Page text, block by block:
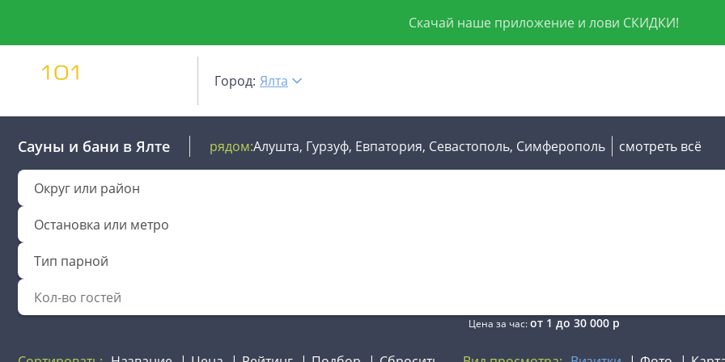
Скачай наше приложение и лови СКИДКИ!
Город: Ялта
Сауны и бани в Ялте рядом:Алушта, Гурзуф, Евпатория, Севастополь, Симферополь смотреть всё
Округ или район
Остановка или метро
Тип парной
Цена за час:от 1 до 30 000р